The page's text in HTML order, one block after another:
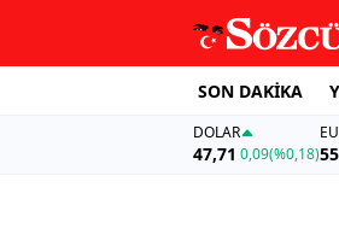
SON DAKİKA
DOLAR
47,71 0,09(%0,18)